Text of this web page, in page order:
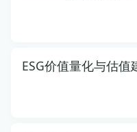
ESG价值量化与估值